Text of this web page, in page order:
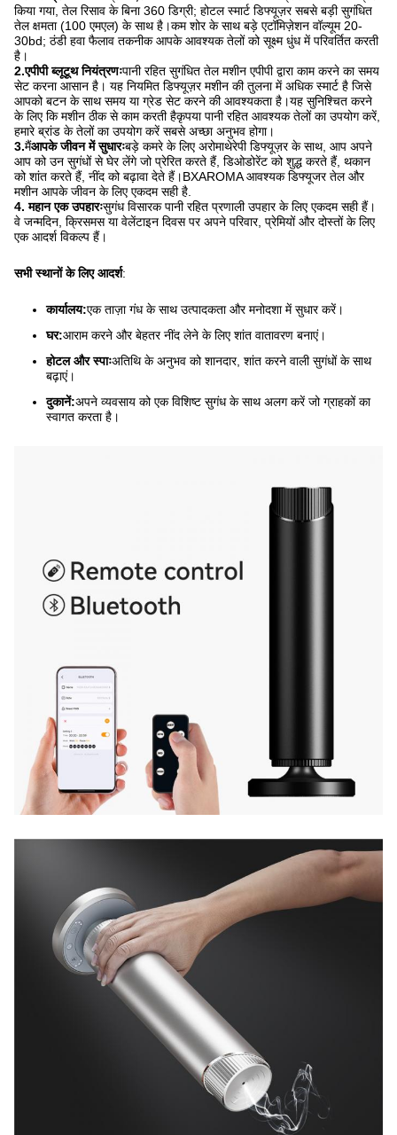
किया गया, तेल रिसाव के बिना 360 डिग्री; होटल स्मार्ट डिफ्यूज़र सबसे बड़ी सुगंधित
तेल क्षमता (100 एमएल) के साथ है।कम शोर के साथ बड़े एटॉमिज़ेशन वॉल्यूम 20-
30bd; ठंडी हवा फैलाव तकनीक आपके आवश्यक तेलों को सूक्ष्म धुंध में परिवर्तित करती
है।
2.एपीपी ब्लूटूथ नियंत्रणःपानी रहित सुगंधित तेल मशीन एपीपी द्वारा काम करने का समय
सेट करना आसान है। यह नियमित डिफ्यूज़र मशीन की तुलना में अधिक स्मार्ट है जिसे
आपको बटन के साथ समय या ग्रेड सेट करने की आवश्यकता है।यह सुनिश्चित करने
के लिए कि मशीन ठीक से काम करती हैकृपया पानी रहित आवश्यक तेलों का उपयोग करें,
हमारे ब्रांड के तेलों का उपयोग करें सबसे अच्छा अनुभव होगा।
3.मैंआपके जीवन में सुधारःबड़े कमरे के लिए अरोमाथेरेपी डिफ्यूज़र के साथ, आप अपने
आप को उन सुगंधों से घेर लेंगे जो प्रेरित करते हैं, डिओडोरेंट को शुद्ध करते हैं, थकान
को शांत करते हैं, नींद को बढ़ावा देते हैं।BXAROMA आवश्यक डिफ्यूजर तेल और
मशीन आपके जीवन के लिए एकदम सही है.
4. महान एक उपहारःसुगंध विसारक पानी रहित प्रणाली उपहार के लिए एकदम सही हैं।
वे जन्मदिन, क्रिसमस या वेलेंटाइन दिवस पर अपने परिवार, प्रेमियों और दोस्तों के लिए
एक आदर्श विकल्प हैं।
सभी स्थानों के लिए आदर्श:
कार्यालय:एक ताज़ा गंध के साथ उत्पादकता और मनोदशा में सुधार करें।
घर:आराम करने और बेहतर नींद लेने के लिए शांत वातावरण बनाएं।
होटल और स्पाःअतिथि के अनुभव को शानदार, शांत करने वाली सुगंधों के साथ
बढ़ाएं।
दुकानें:अपने व्यवसाय को एक विशिष्ट सुगंध के साथ अलग करें जो ग्राहकों का
स्वागत करता है।